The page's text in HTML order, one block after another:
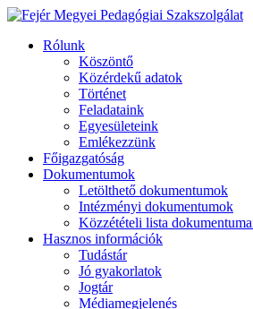
Rólunk
Köszöntő
Közérdekű adatok
Történet
Feladataink
Egyesületeink
Emlékezzünk
Főigazgatóság
Dokumentumok
Letölthető dokumentumok
Intézményi dokumentumok
Közzétételi lista
Hasznos információk
Tudástár
Jó gyakorlatok
Jogtár
Médiamegjelenés